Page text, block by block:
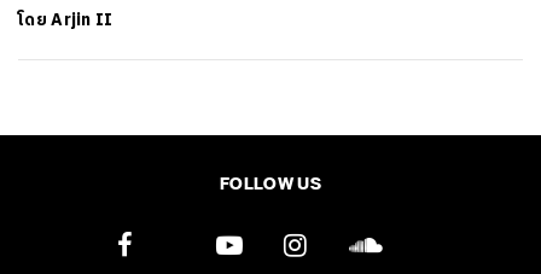
โดยArjin II
FOLLOW US